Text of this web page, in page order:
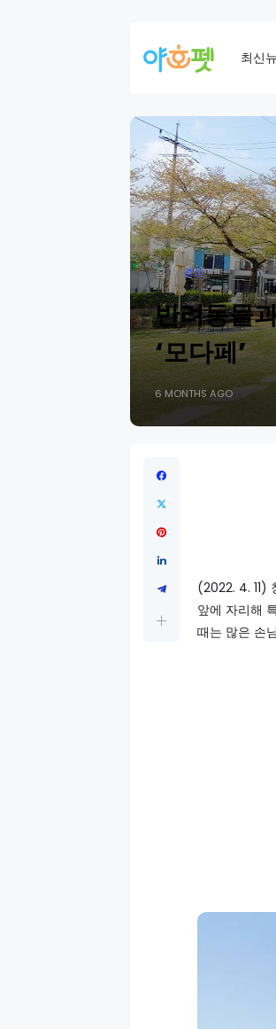
최신
홈 경상
반려동물
‘모다페’
6 MONTHS AGO
(2022. 4. 11)
앞에 자리해
때는 많은 손